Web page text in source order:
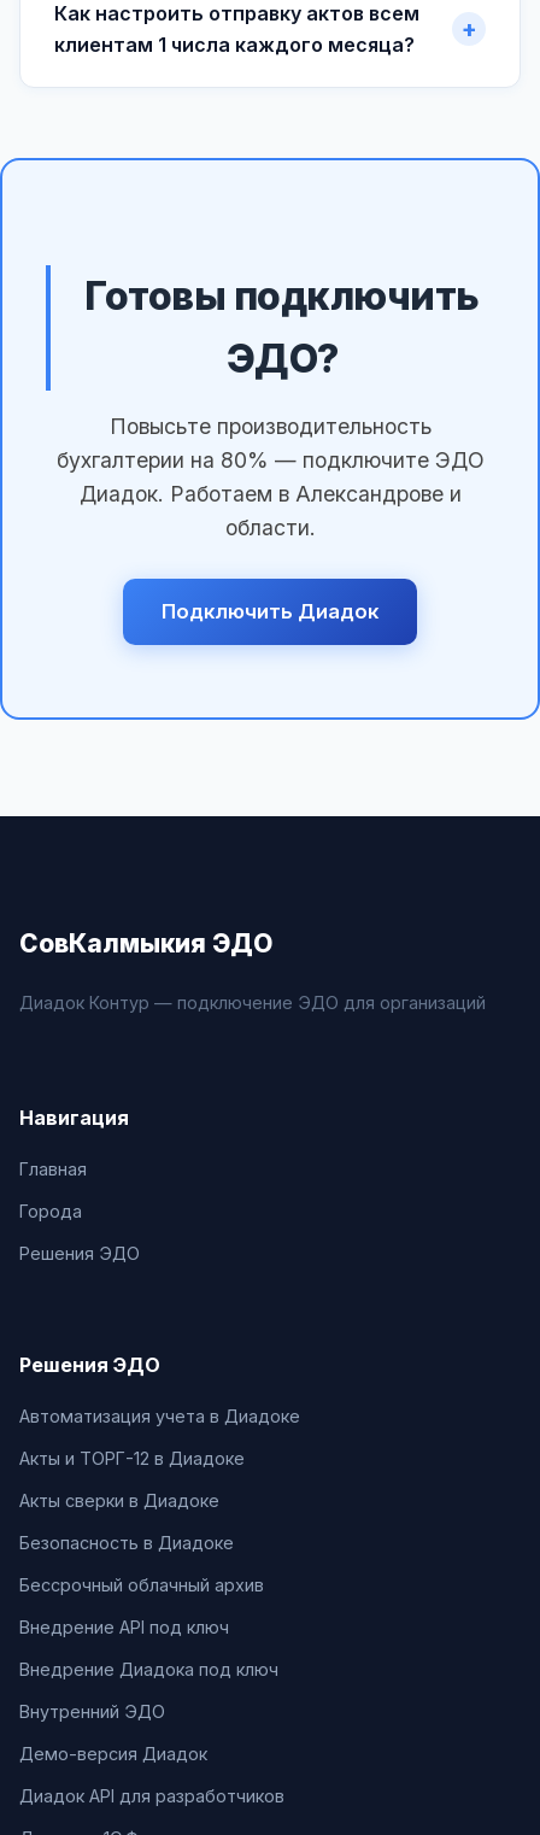
Как настроить отправку актов всем
клиентам 1 числа каждого месяца?
Готовы подключить
ЭДО?
Повысьте производительность
бухгалтерии на 80% — подключите ЭДО
Диадок. Работаем в Александрове и
области.
Подключить Диадок
СовКалмыкия ЭДО
Диадок Контур — подключение ЭДО для организаций
Навигация
Главная
Города
Решения ЭДО
Решения ЭДО
Автоматизация учета в Диадоке
Акты и ТОРГ-12 в Диадоке
Акты сверки в Диадоке
Безопасность в Диадоке
Бессрочный облачный архив
Внедрение API под ключ
Внедрение Диадока под ключ
Внутренний ЭДО
Демо-версия Диадок
Диадок API для разработчиков